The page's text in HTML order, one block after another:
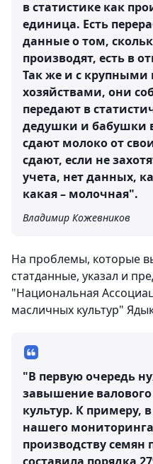
в статистике как
единица. Есть
данные о том,
производят, есть в
Так же и с крупными
хозяйствами, они
передают в
дедушки и бабушки
сдают молоко от
сдают, если не
учета, нет данных,
какая – молочная".
Владимир Кожевников
На проблемы, которые
статданные, указал и
"Национальная
масличных культур"
"В первую очередь
завышение
культур. К примеру,
нашего
производству семян